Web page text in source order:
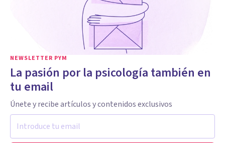
NEWSLETTER PYM
La pasión por la psicología también en
tu email
Únete y recibe artículos y contenidos exclusivos